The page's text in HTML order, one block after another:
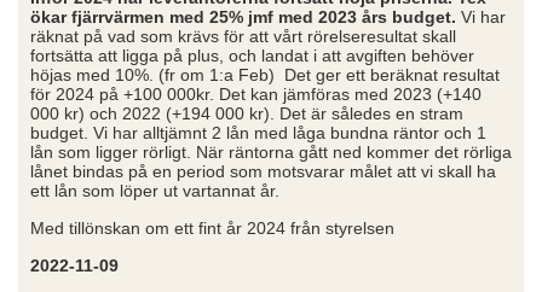
ökar fjärrvärmen med 25% jmf med 2023 års budget. Vi har
räknat på vad som krävs för att vårt rörelseresultat skall
fortsätta att ligga på plus, och landat i att avgiften behöver
höjas med 10%. (fr om 1:a Feb) Det ger ett beräknat resultat
för 2024 på +100 000kr. Det kan jämföras med 2023 (+140
000 kr) och 2022 (+194 000 kr). Det är således en stram
budget. Vi har alltjämnt 2 lån med låga bundna räntor och 1
lån som ligger rörligt. När räntorna gått ned kommer det rörliga
lånet bindas på en period som motsvarar målet att vi skall ha
ett lån som löper ut vartannat år.
Med tillönskan om ett fint år 2024 från styrelsen
2022-11-09